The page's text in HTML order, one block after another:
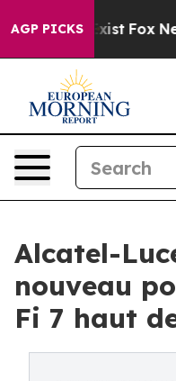
AGP PICKS
Exist Fox News
Alcatel-
nouveau
Fi 7 haut